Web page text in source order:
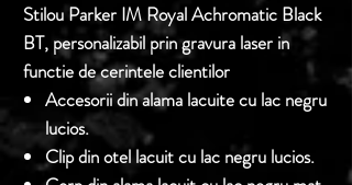
Stilou Parker IM Royal Achromatic Black
BT, personalizabil prin gravura laser in
functie de cerintele clientilor
Accesorii din alama lacuite cu lac negru
lucios.
Clip din otel lacuit cu lac negru lucios.